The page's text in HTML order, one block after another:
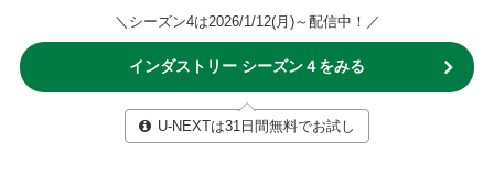
＼シーズン4は2026/1/12(月)～配信中！／
インダストリー シーズン４をみる
U-NEXTは31日間無料でお試し